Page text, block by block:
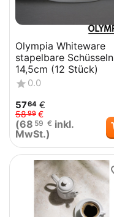
Olympia Whiteware
stapelbare Schüsseln
14,5cm (12 Stück)
0.0
5764 €
5899 €
(68 59 € inkl.
MwSt.)